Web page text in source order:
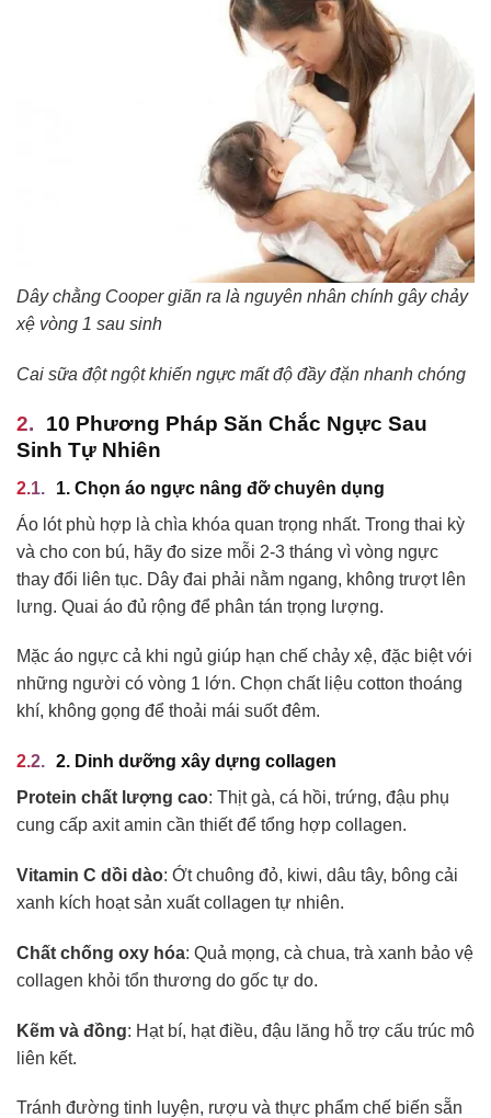
Dây chằng Cooper giãn ra là nguyên nhân chính gây chảy
xệ vòng 1 sau sinh
Cai sữa đột ngột khiến ngực mất độ đầy đặn nhanh chóng
10 Phương Pháp Săn Chắc Ngực Sau
Sinh Tự Nhiên
1. Chọn áo ngực nâng đỡ chuyên dụng
Áo lót phù hợp là chìa khóa quan trọng nhất. Trong thai kỳ
và cho con bú, hãy đo size mỗi 2-3 tháng vì vòng ngực
thay đổi liên tục. Dây đai phải nằm ngang, không trượt lên
lưng. Quai áo đủ rộng để phân tán trọng lượng.
Mặc áo ngực cả khi ngủ giúp hạn chế chảy xệ, đặc biệt với
những người có vòng 1 lớn. Chọn chất liệu cotton thoáng
khí, không gọng để thoải mái suốt đêm.
2. Dinh dưỡng xây dựng collagen
Protein chất lượng cao: Thịt gà, cá hồi, trứng, đậu phụ
cung cấp axit amin cần thiết để tổng hợp collagen.
Vitamin C dồi dào: Ớt chuông đỏ, kiwi, dâu tây, bông cải
xanh kích hoạt sản xuất collagen tự nhiên.
Chất chống oxy hóa: Quả mọng, cà chua, trà xanh bảo vệ
collagen khỏi tổn thương do gốc tự do.
Kẽm và đồng: Hạt bí, hạt điều, đậu lăng hỗ trợ cấu trúc mô
liên kết.
Tránh đường tinh luyện, rượu và thực phẩm chế biến sẵn